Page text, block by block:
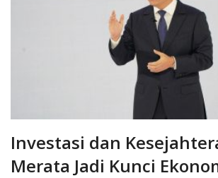
Investasi dan
Merata Jadi Kunci